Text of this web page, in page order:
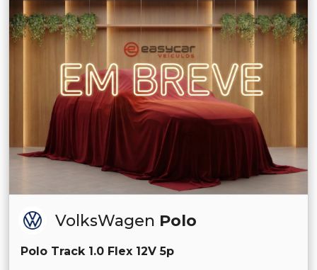
VolksWagen Polo
Polo Track 1.0 Flex 12V 5p